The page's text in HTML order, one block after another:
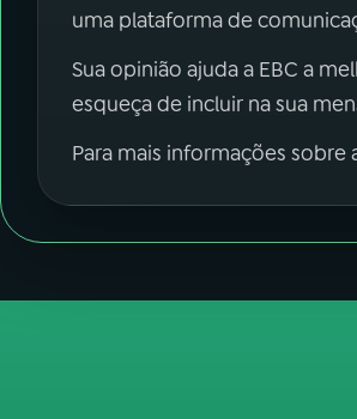
uma plataforma de
Sua opinião ajuda a EBC a
esqueça de incluir na sua
Para mais informações sobre